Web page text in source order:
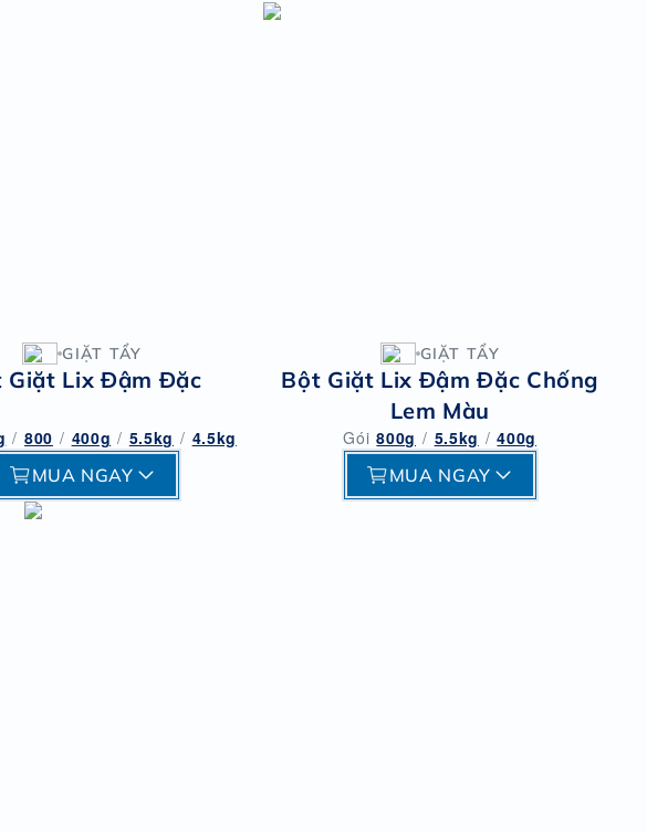
GIẶT TẨY
Giặt Lix Đậm Đặc
/ 800 / 400g / 5.5kg / 4.5kg
MUA NGAY
GIẶT TẨY
Bột Giặt Lix Đậm Đặc Chống
Lem Màu
Gói 800g / 5.5kg / 400g
MUA NGAY